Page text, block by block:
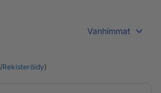
Vanhimmat
/Rekisteröidy)